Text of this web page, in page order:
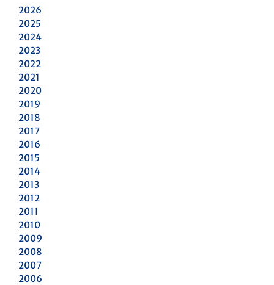
2026
2025
2024
2023
2022
2021
2020
2019
2018
2017
2016
2015
2014
2013
2012
2011
2010
2009
2008
2007
2006